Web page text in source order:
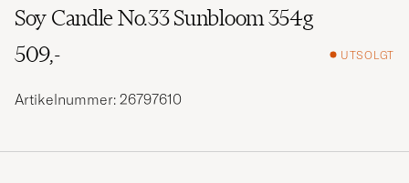
Soy Candle No.33 Sunbloom 354g
509,-
UTSOLGT
Artikelnummer: 26797610